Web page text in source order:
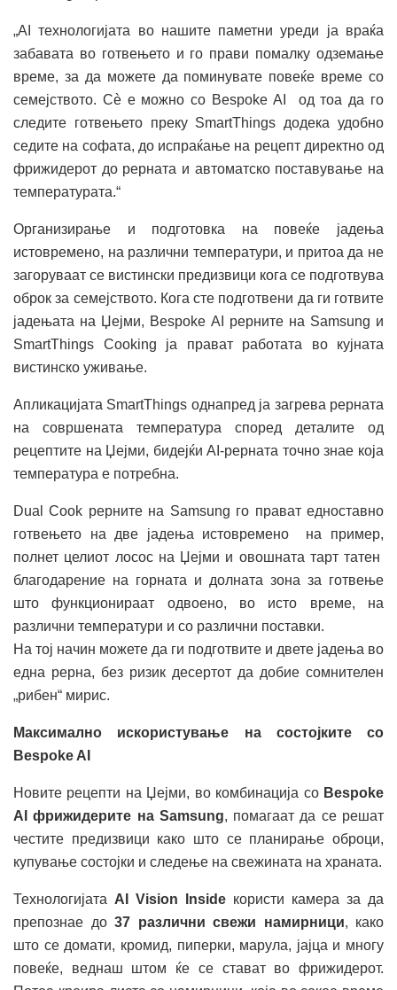
„AI технологијата во нашите паметни уреди ја враќа
забавата во готвењето и го прави помалку одземање
време, за да можете да поминувате повеќе време со
семејството. Сè е можно со Bespoke AI од тоа да го
следите готвењето преку SmartThings додека удобно
седите на софата, до испраќање на рецепт директно од
фрижидерот до рерната и автоматско поставување на
температурата.“
Организирање и подготовка на повеќе јадења
истовремено, на различни температури, и притоа да не
загоруваат се вистински предизвици кога се подготвува
оброк за семејството. Кога сте подготвени да ги готвите
јадењата на Џејми, Bespoke AI рерните на Samsung и
SmartThings Cooking ја прават работата во кујната
вистинско уживање.
Апликацијата SmartThings однапред ја загрева рерната
на совршената температура според деталите од
рецептите на Џејми, бидејќи AI-рерната точно знае која
температура е потребна.
Dual Cook рерните на Samsung го прават едноставно
готвењето на две јадења истовремено на пример,
полнет целиот лосос на Џејми и овошната тарт татен
благодарение на горната и долната зона за готвење
што функционираат одвоено, во исто време, на
различни температури и со различни поставки.
На тој начин можете да ги подготвите и двете јадења во
една рерна, без ризик десертот да добие сомнителен
„рибен“ мирис.
Максимално искористување на состојките со
Bespoke AI
Новите рецепти на Џејми, во комбинација со Bespoke
AI фрижидерите на Samsung, помагаат да се решат
честите предизвици како што се планирање оброци,
купување состојки и следење на свежината на храната.
Технологијата AI Vision Inside користи камера за да
препознае до 37 различни свежи намирници, како
што се домати, кромид, пиперки, марула, јајца и многу
повеќе, веднаш штом ќе се стават во фрижидерот.